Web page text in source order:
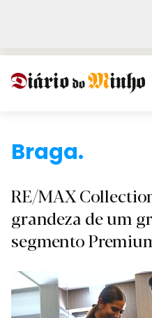
B.
RE/MAX
grandeza de um
segmento